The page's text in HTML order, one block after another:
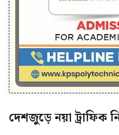
দেশজুড়ে নয়া ট্রাফিক